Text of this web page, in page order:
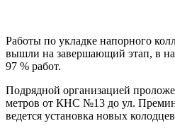
Работы по укладке напорного
вышли на завершающий этап, в
97 % работ.
Подрядной организацией
метров от КНС №13 до ул.
ведется установка новых